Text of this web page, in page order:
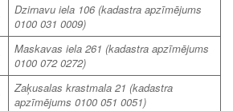
Dzirnavu iela 106 (kadastra apzīmējums
0100 031 0009)
Maskavas iela 261 (kadastra apzīmējums
0100 072 0272)
Zaķusalas krastmala 21 (kadastra
apzīmējums 0100 051 0051)